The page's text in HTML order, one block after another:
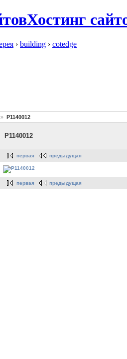
Хостинг
› building › cotedge
P1140012
P1140012
первая предыдущая
первая предыдущая